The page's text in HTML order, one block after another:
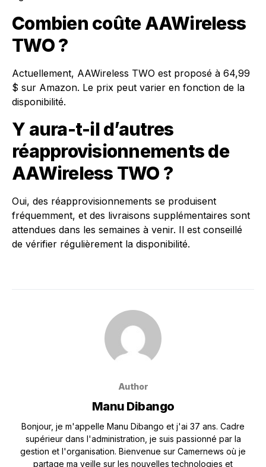
Combien coûte AAWireless
TWO ?
Actuellement, AAWireless TWO est proposé à 64,99
$ sur Amazon. Le prix peut varier en fonction de la
disponibilité.
Y aura-t-il d’autres
réapprovisionnements de
AAWireless TWO ?
Oui, des réapprovisionnements se produisent
fréquemment, et des livraisons supplémentaires sont
attendues dans les semaines à venir. Il est conseillé
de vérifier régulièrement la disponibilité.
Author
Manu Dibango
Bonjour, je m'appelle Manu Dibango et j'ai 37 ans. Cadre
supérieur dans l'administration, je suis passionné par la
gestion et l'organisation. Bienvenue sur Camernews où je
partage ma veille sur les nouvelles technologies et